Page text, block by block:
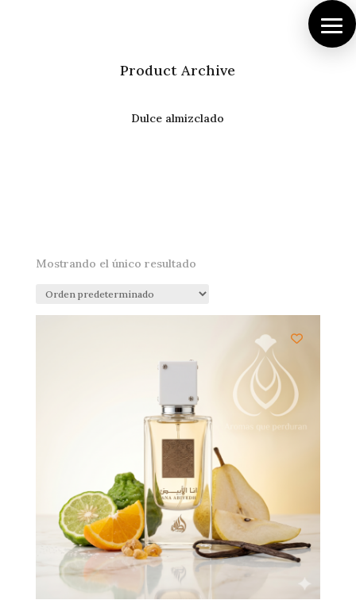
Product Archive
Dulce almizclado
Mostrando el único resultado